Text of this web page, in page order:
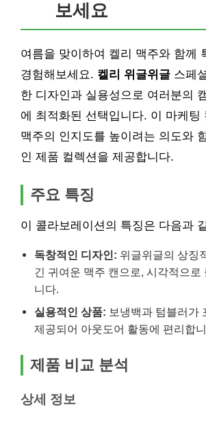
보세요
여름을 맞이하여 켈리 맥주와 함께
경험해보세요. 켈리 위글위글 스페
한 디자인과 실용성으로 여러분의
에 최적화된 선택입니다. 이 마케팅
맥주의 인지도를 높이려는 의도와
인 제품 컬렉션을 제공합니다.
주요 특징
이 콜라보레이션의 특징은 다음과
독창적인 디자인: 위글위글의 상징
긴 귀여운 맥주 캔으로, 시각적으로
니다.
실용적인 상품: 보냉백과 텀블러가
제공되어 아웃도어 활동에 편리합
제품 비교 분석
상세 정보